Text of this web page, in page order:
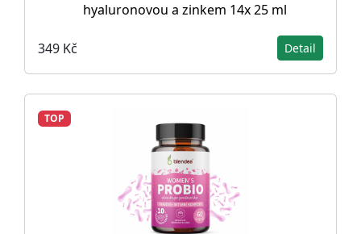
hyaluronovou a zinkem 14x 25 ml
349 Kč Detail
TOP